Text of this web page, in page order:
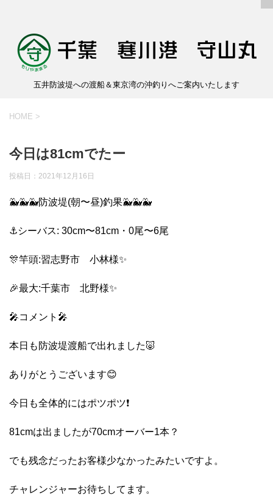
五井防波堤への渡船＆東京湾の沖釣りへご案内いたします
HOME >
今日は81cmでたー
投稿日： 2021年12月16日
🐳🐳🐳防波堤(朝〜昼)釣果🐳🐳🐳
⚓️シーバス: 30cm〜81cm・0尾〜6尾
🎊竿頭:習志野市 小林様✨
🎉最大:千葉市 北野様✨
🎤コメント🎤
本日も防波堤渡船で出れました🐷
ありがとうございます😊
今日も全体的にはポツポツ❗️
81cmは出ましたが70cmオーバー1本？
でも残念だったお客様少なかったみたいですよ。
チャレンジャーお待ちしてます。